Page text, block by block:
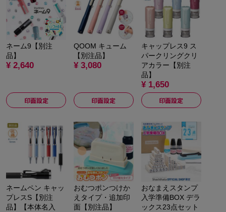
ネーム9【別注
品】
¥ 2,640
印面設定
QOOM キューム
【別注品】
¥ 3,080
印面設定
キャップレス9 ス
パークリングクリ
アカラー【別注
品】
¥ 1,650
印面設定
ネームペン キャッ
プレスS【別注
品】【本体名入
おむつポンつけか
えタイプ・追加印
面【別注品】
おなまえスタンプ
入学準備BOX デラ
ックス23点セット